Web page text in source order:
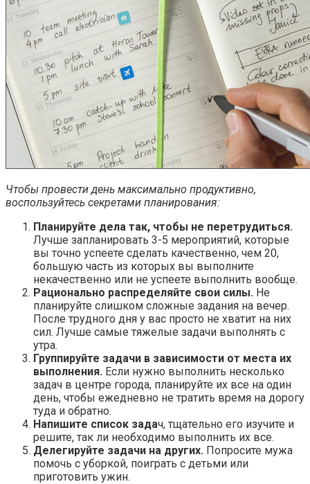
Чтобы провести день максимально продуктивно,
воспользуйтесь секретами планирования:
Планируйте дела так, чтобы не перетрудиться.
Лучше запланировать 3-5 мероприятий, которые
вы точно успеете сделать качественно, чем 20,
большую часть из которых вы выполните
некачественно или не успеете выполнить вообще.
Рационально распределяйте свои силы. Не
планируйте слишком сложные задания на вечер.
После трудного дня у вас просто не хватит на них
сил. Лучше самые тяжелые задачи выполнять с
утра.
Группируйте задачи в зависимости от места их
выполнения. Если нужно выполнить несколько
задач в центре города, планируйте их все на один
день, чтобы ежедневно не тратить время на дорогу
туда и обратно.
Напишите список задач, тщательно его изучите и
решите, так ли необходимо выполнить их все.
Делегируйте задачи на других. Попросите мужа
помочь с уборкой, поиграть с детьми или
приготовить ужин.